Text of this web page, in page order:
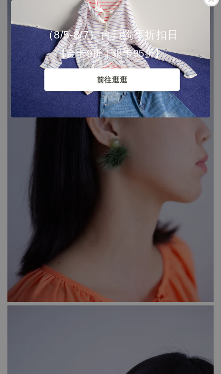
（8/5-8/7）會員獨享折扣日
【金卡9折｜銀卡95折】
前往逛逛